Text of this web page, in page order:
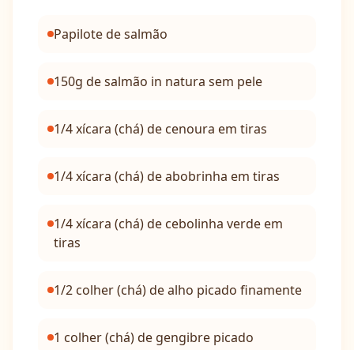
Papilote de salmão
150g de salmão in natura sem pele
1/4 xícara (chá) de cenoura em tiras
1/4 xícara (chá) de abobrinha em tiras
1/4 xícara (chá) de cebolinha verde em
tiras
1/2 colher (chá) de alho picado finamente
1 colher (chá) de gengibre picado